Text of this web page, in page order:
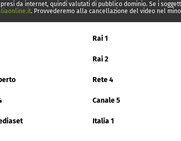
da internet, quindi valutati di pubblico dominio. Se i
. Provvederemo alla cancellazione del video nel
Rai 1
Rai 2
Rete 4
Canale 5
Italia 1